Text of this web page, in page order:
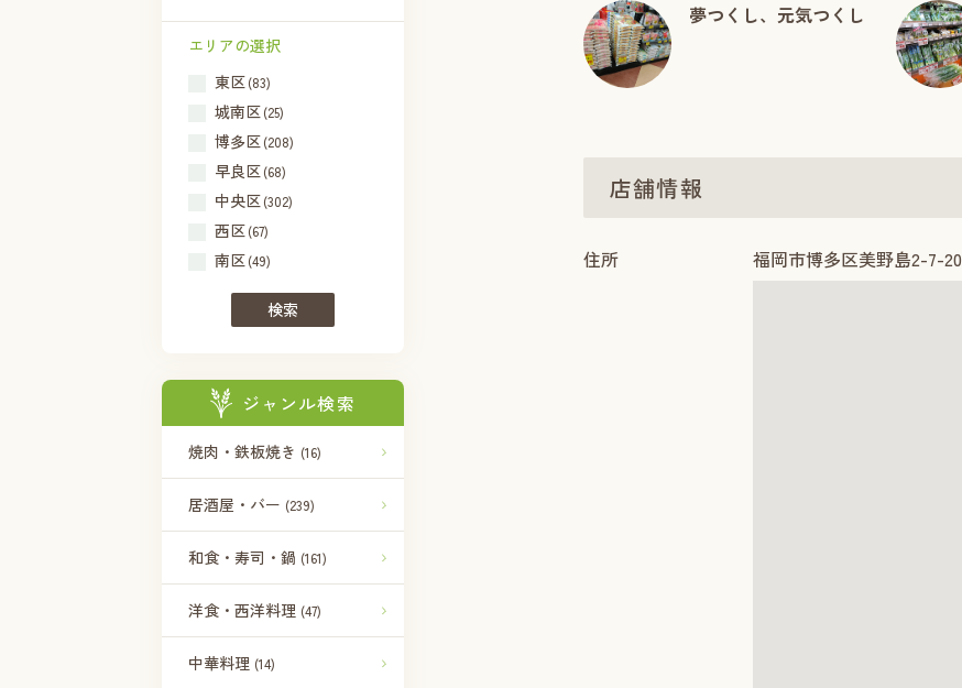
エリアの選択
東区(83)
城南区(25)
博多区(208)
早良区(68)
中央区(302)
西区(67)
南区(49)
検索
ジャンル検索
焼肉・鉄板焼き (16)
居酒屋・バー (239)
和食・寿司・鍋 (161)
洋食・西洋料理 (47)
中華料理 (14)
夢つくし、元気つくし
店舗情報
住所 福岡市博多区美野島2-7-20